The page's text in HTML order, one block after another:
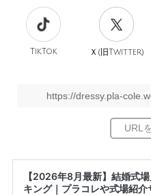
TikTok Ｘ(旧Twitter)
https://dressy.pla-
【2026年8月最新】結婚式
キング｜プラコレや式場紹